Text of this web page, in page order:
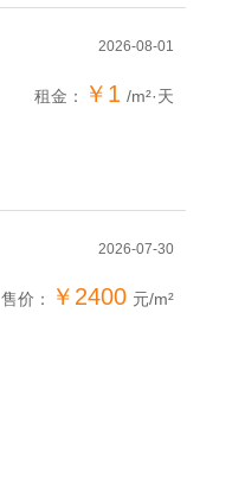
2026-08-01
租金： ￥1 /m²·天
2026-07-30
售价： ￥2400 元/m²